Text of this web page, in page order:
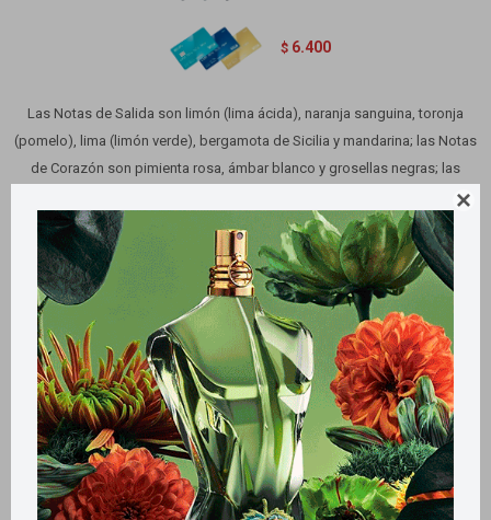

$ 6.400
Las Notas de Salida son limón (lima ácida), naranja sanguina, toronja
(pomelo), lima (limón verde), bergamota de Sicilia y mandarina; las Notas
de Corazón son pimienta rosa, ámbar blanco y grosellas negras; las
Variantes:
Métodos y costos de envío
Retiros gratuitos en tiendas
Productos que te pueden interesar